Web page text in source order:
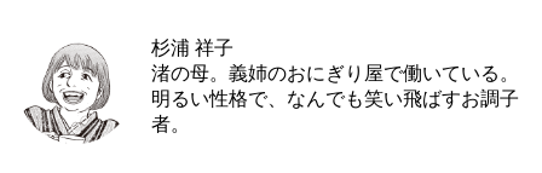
杉浦 祥子
渚の母。義姉のおにぎり屋で働いている。
明るい性格で、なんでも笑い飛ばすお調子
者。